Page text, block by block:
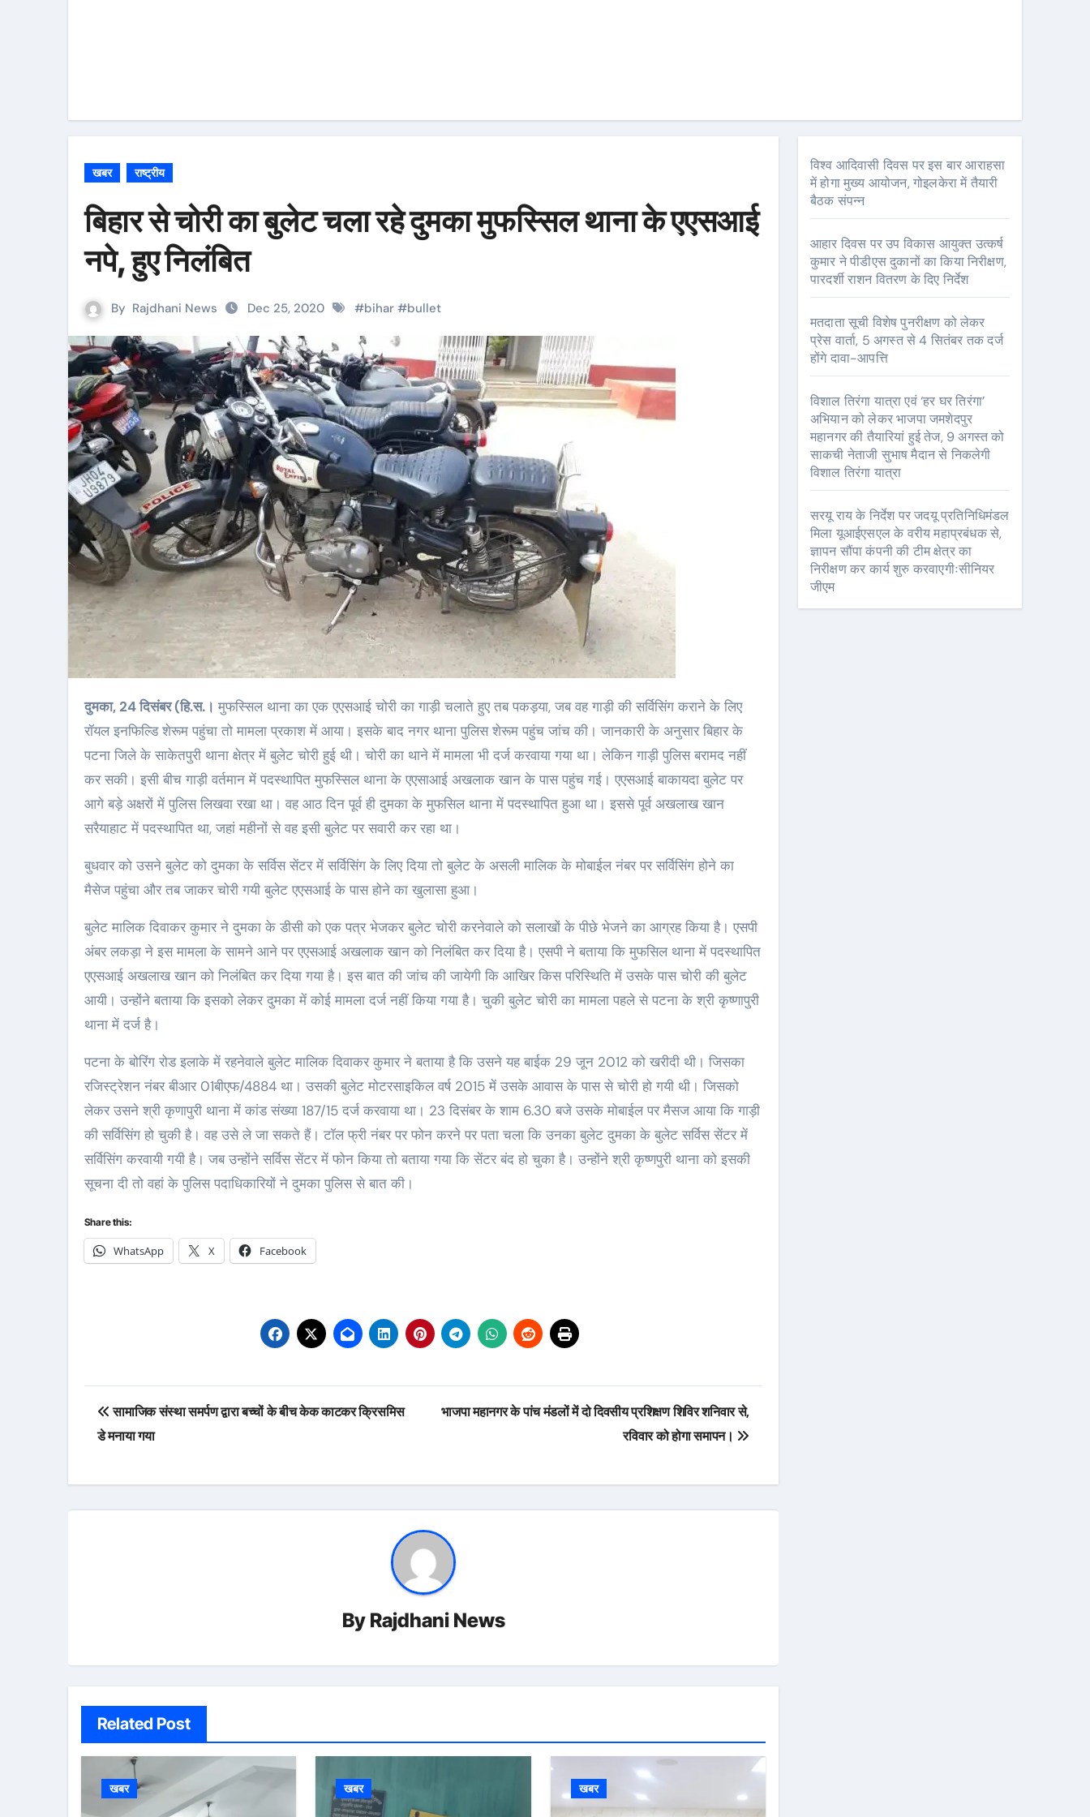
खबर राष्ट्रीय
बिहार से चोरी का बुलेट चला रहे दुमका मुफस्सिल थाना के एएसआई
नपे, हुए निलंबित
By Rajdhani News Dec 25, 2020 #bihar #bullet
दुमका, 24 दिसंबर (हि.स.। मुफस्सिल थाना का एक एएसआई चोरी का गाड़ी चलाते हुए तब पकड़या, जब वह गाड़ी की सर्विसिंग कराने के लिए
रॉयल इनफिल्डि शेरूम पहुंचा तो मामला प्रकाश में आया। इसके बाद नगर थाना पुलिस शेरूम पहुंच जांच की। जानकारी के अनुसार बिहार के
पटना जिले के साकेतपुरी थाना क्षेत्र में बुलेट चोरी हुई थी। चोरी का थाने में मामला भी दर्ज करवाया गया था। लेकिन गाड़ी पुलिस बरामद नहीं
कर सकी। इसी बीच गाड़ी वर्तमान में पदस्थापित मुफस्सिल थाना के एएसाआई अखलाक खान के पास पहुंच गई। एएसआई बाकायदा बुलेट पर
आगे बड़े अक्षरों में पुलिस लिखवा रखा था। वह आठ दिन पूर्व ही दुमका के मुफसिल थाना में पदस्थापित हुआ था। इससे पूर्व अखलाख खान
सरैयाहाट में पदस्थापित था, जहां महीनों से वह इसी बुलेट पर सवारी कर रहा था।
बुधवार को उसने बुलेट को दुमका के सर्विस सेंटर में सर्विसिंग के लिए दिया तो बुलेट के असली मालिक के मोबाईल नंबर पर सर्विसिंग होने का
मैसेज पहुंचा और तब जाकर चोरी गयी बुलेट एएसआई के पास होने का खुलासा हुआ।
बुलेट मालिक दिवाकर कुमार ने दुमका के डीसी को एक पत्र भेजकर बुलेट चोरी करनेवाले को सलाखों के पीछे भेजने का आग्रह किया है। एसपी
अंबर लकड़ा ने इस मामला के सामने आने पर एएसआई अखलाक खान को निलंबित कर दिया है। एसपी ने बताया कि मुफसिल थाना में पदस्थापित
एएसआई अखलाख खान को निलंबित कर दिया गया है। इस बात की जांच की जायेगी कि आखिर किस परिस्थिति में उसके पास चोरी की बुलेट
आयी। उन्होंने बताया कि इसको लेकर दुमका में कोई मामला दर्ज नहीं किया गया है। चुकी बुलेट चोरी का मामला पहले से पटना के श्री कृष्णापुरी
थाना में दर्ज है।
पटना के बोरिंग रोड इलाके में रहनेवाले बुलेट मालिक दिवाकर कुमार ने बताया है कि उसने यह बाईक 29 जून 2012 को खरीदी थी। जिसका
रजिस्ट्रेशन नंबर बीआर 01बीएफ/4884 था। उसकी बुलेट मोटरसाइकिल वर्ष 2015 में उसके आवास के पास से चोरी हो गयी थी। जिसको
लेकर उसने श्री कृणापुरी थाना में कांड संख्या 187/15 दर्ज करवाया था। 23 दिसंबर के शाम 6.30 बजे उसके मोबाईल पर मैसज आया कि गाड़ी
की सर्विसिंग हो चुकी है। वह उसे ले जा सकते हैं। टॉल फ्री नंबर पर फोन करने पर पता चला कि उनका बुलेट दुमका के बुलेट सर्विस सेंटर में
सर्विसिंग करवायी गयी है। जब उन्होंने सर्विस सेंटर में फोन किया तो बताया गया कि सेंटर बंद हो चुका है। उन्होंने श्री कृष्णपुरी थाना को इसकी
सूचना दी तो वहां के पुलिस पदाधिकारियों ने दुमका पुलिस से बात की।
Share this:
WhatsApp X Facebook
Post
navigation
सामाजिक संस्था समर्पण द्वारा बच्चों के बीच केक काटकर क्रिसमिस
डे मनाया गया
भाजपा महानगर के पांच मंडलों में दो दिवसीय प्रशिक्षण शिविर शनिवार से,
रविवार को होगा समापन।
By Rajdhani News
Related Post
खबर खबर खबर
विश्व आदिवासी दिवस पर इस बार आराहसा
में होगा मुख्य आयोजन, गोइलकेरा में तैयारी
बैठक संपन्न
आहार दिवस पर उप विकास आयुक्त उत्कर्ष
कुमार ने पीडीएस दुकानों का किया निरीक्षण,
पारदर्शी राशन वितरण के दिए निर्देश
मतदाता सूची विशेष पुनरीक्षण को लेकर
प्रेस वार्ता, 5 अगस्त से 4 सितंबर तक दर्ज
होंगे दावा-आपत्ति
विशाल तिरंगा यात्रा एवं ‘हर घर तिरंगा’
अभियान को लेकर भाजपा जमशेदपुर
महानगर की तैयारियां हुई तेज, 9 अगस्त को
साकची नेताजी सुभाष मैदान से निकलेगी
विशाल तिरंगा यात्रा
सरयू राय के निर्देश पर जदयू प्रतिनिधिमंडल
मिला यूआईएसएल के वरीय महाप्रबंधक से,
ज्ञापन सौंपा कंपनी की टीम क्षेत्र का
निरीक्षण कर कार्य शुरु करवाएगीःसीनियर
जीएम